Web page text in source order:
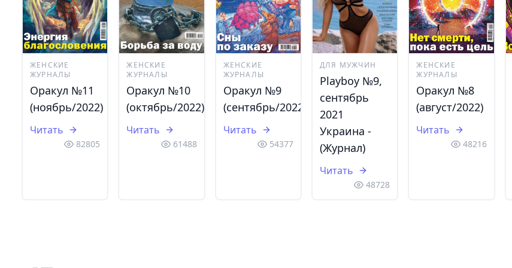
ЖЕНСКИЕ
ЖУРНАЛЫ
Оракул №11
(ноябрь/2022)
Читать
82805
ЖЕНСКИЕ
ЖУРНАЛЫ
Оракул №10
(октябрь/2022)
Читать
61488
ЖЕНСКИЕ
ЖУРНАЛЫ
Оракул №9
(сентябрь/2022)
Читать
54377
ДЛЯ МУЖЧИН
Playboy №9,
сентябрь
2021
Украина -
(Журнал)
Читать
48728
ЖЕНСКИЕ
ЖУРНАЛЫ
Оракул №8
(август/2022)
Читать
48216